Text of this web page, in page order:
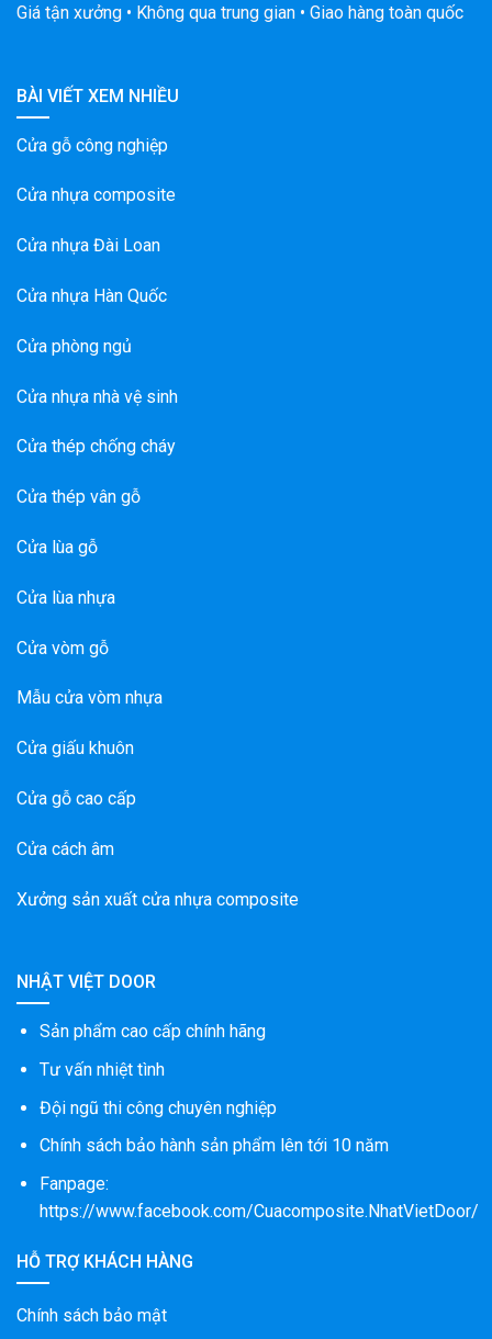
Giá tận xưởng • Không qua trung gian • Giao hàng toàn quốc
BÀI VIẾT XEM NHIỀU
Cửa gỗ công nghiệp
Cửa nhựa composite
Cửa nhựa Đài Loan
Cửa nhựa Hàn Quốc
Cửa phòng ngủ
Cửa nhựa nhà vệ sinh
Cửa thép chống cháy
Cửa thép vân gỗ
Cửa lùa gỗ
Cửa lùa nhựa
Cửa vòm gỗ
Mẫu cửa vòm nhựa
Cửa giấu khuôn
Cửa gỗ cao cấp
Cửa cách âm
Xưởng sản xuất cửa nhựa composite
NHẬT VIỆT DOOR
Sản phẩm cao cấp chính hãng
Tư vấn nhiệt tình
Đội ngũ thi công chuyên nghiệp
Chính sách bảo hành sản phẩm lên tới 10 năm
Fanpage:
https://www.facebook.com/Cuacomposite.NhatVietDoor/
HỖ TRỢ KHÁCH HÀNG
Chính sách bảo mật